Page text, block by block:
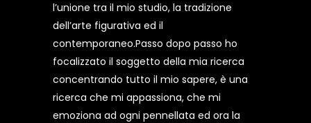
l’unione tra il mio studio, la tradizione
dell’arte figurativa ed il
contemporaneo.Passo dopo passo ho
focalizzato il soggetto della mia ricerca
concentrando tutto il mio sapere, è una
ricerca che mi appassiona, che mi
emoziona ad ogni pennellata ed ora la